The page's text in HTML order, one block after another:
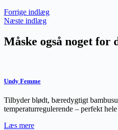
Forrige indlæg
Næste indlæg
Måske også noget for
Undy Femme
Tilbyder blødt, bæredygtigt
temperaturregulerende – perfekt
Læs mere